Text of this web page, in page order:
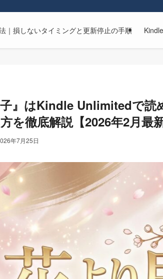
｜損しないタイミングと更新停止の手順
子』はKindle Unlimitedで読
を徹底解説【2026年2月最新
年7月25日